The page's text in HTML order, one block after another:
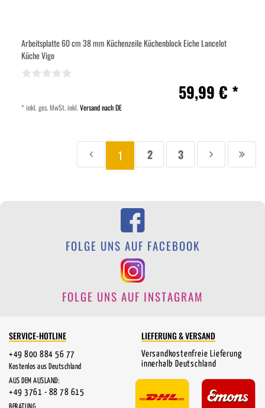
Arbeitsplatte 60 cm 38 mm Küchenzeile Küchenblock Eiche Lancelot
Küche Vigo
59,99 € *
*inkl. ges. MwSt.inkl.Versand nach DE
Zur
vorherigen
Aktuelle
Seite:
1 Seite
2 Seite
3
Zur
Zur
FOLGE UNS AUF FACEBOOK
FOLGE UNS AUF INSTAGRAM
SERVICE-HOTLINE
+49 800 884 56 77
Kostenlos aus Deutschland
AUS DEM AUSLAND:
+49 3761 - 88 78 615
LIEFERUNG & VERSAND
Versandkostenfreie Lieferung
innerhalb Deutschland